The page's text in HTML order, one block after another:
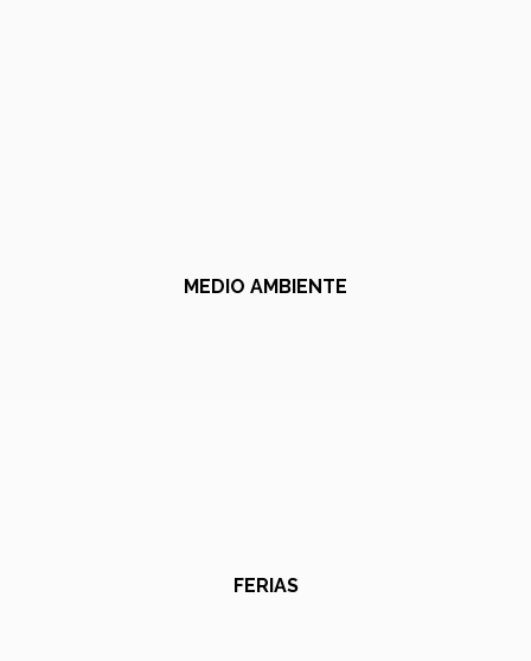
MEDIO AMBIENTE
FERIAS